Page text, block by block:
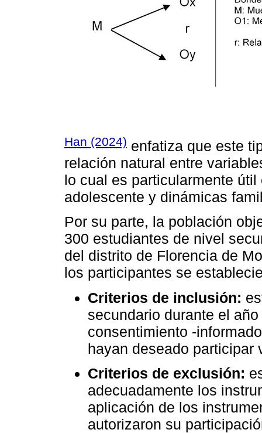
Han (2024) enfatiza que este
relación natural entre
lo cual es particularmente
adolescente y dinámicas
Por su parte, la población
300 estudiantes de nivel
del distrito de Florencia de
los participantes se
Criterios de inclusión:
secundario durante el
consentimiento -
hayan deseado participar
Criterios de exclusión:
adecuadamente los
aplicación de los
autorizaron su